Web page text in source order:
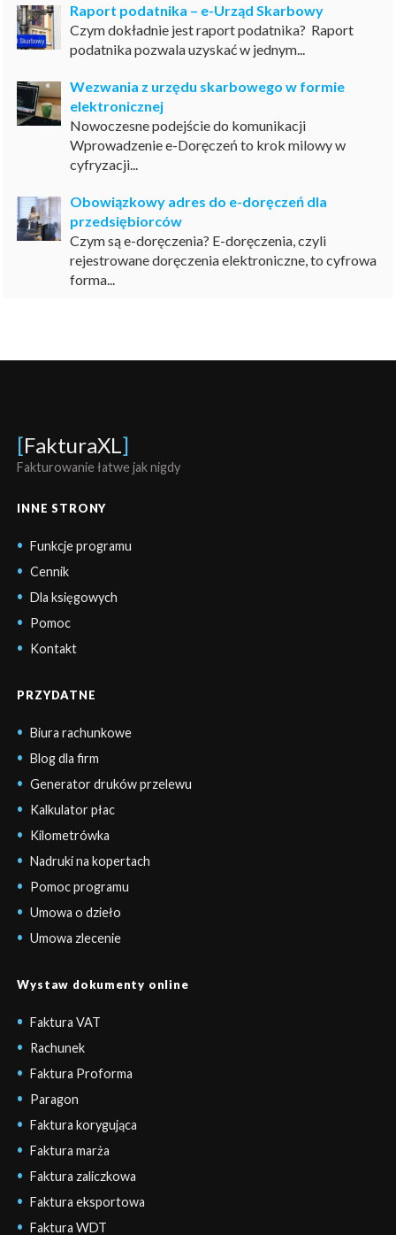
Raport podatnika – e-Urząd Skarbowy
Czym dokładnie jest raport podatnika? Raport
podatnika pozwala uzyskać w jednym...
Wezwania z urzędu skarbowego w formie
elektronicznej
Nowoczesne podejście do komunikacji
Wprowadzenie e-Doręczeń to krok milowy w
cyfryzacji...
Obowiązkowy adres do e-doręczeń dla
przedsiębiorców
Czym są e-doręczenia? E-doręczenia, czyli
rejestrowane doręczenia elektroniczne, to cyfrowa
forma...
[FakturaXL ]
Fakturowanie łatwe jak nigdy
INNE STRONY
Funkcje programu
Cennik
Dla księgowych
Pomoc
Kontakt
PRZYDATNE
Biura rachunkowe
Blog dla firm
Generator druków przelewu
Kalkulator płac
Kilometrówka
Nadruki na kopertach
Pomoc programu
Umowa o dzieło
Umowa zlecenie
Wystaw dokumenty online
Faktura VAT
Rachunek
Faktura Proforma
Paragon
Faktura korygująca
Faktura marża
Faktura zaliczkowa
Faktura eksportowa
Faktura WDT